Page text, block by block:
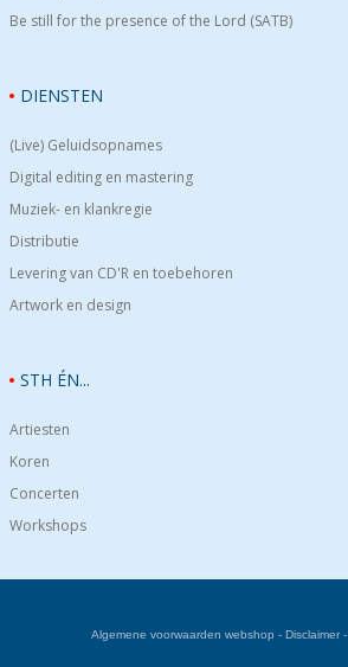
Be still for the presence of the Lord (SATB)
DIENSTEN
(Live) Geluidsopnames
Digital editing en mastering
Muziek- en klankregie
Distributie
Levering van CD'R en toebehoren
Artwork en design
STH ÉN...
Artiesten
Koren
Concerten
Workshops
Algemene voorwaarden webshop - Disclaimer-